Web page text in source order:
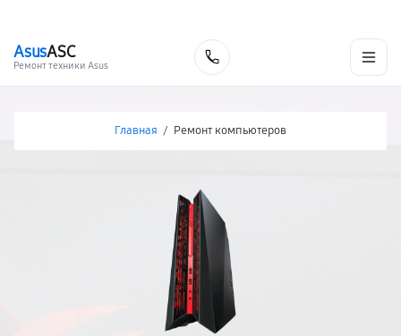
AsusASC
Ремонт техники Asus
Главная / Ремонт компьютеров